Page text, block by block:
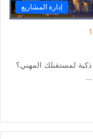
إدارة المشاريع
لمستقبلك المهني؟